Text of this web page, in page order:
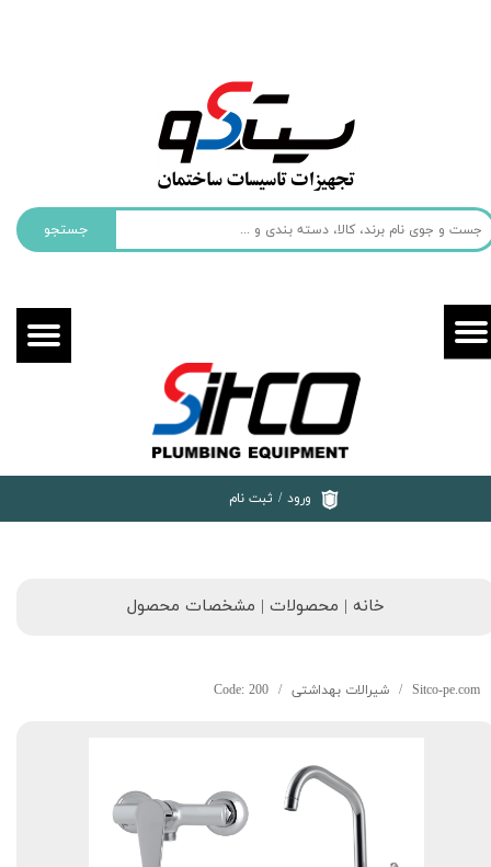
جستجو
ورود / ثبت نام
خروج از حساب کاربری
خانه | محصولات | مشخصات محصول
Sitco-pe.com شیرالات بهداشتی Code: 200